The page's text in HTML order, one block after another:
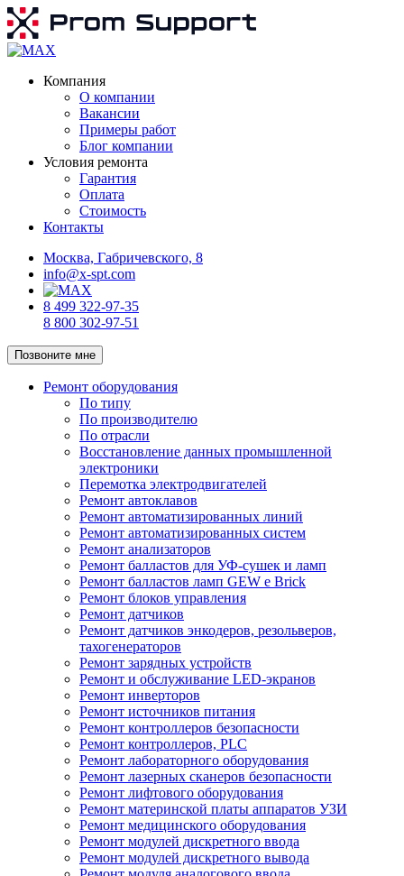
Компания
О компании
Вакансии
Примеры работ
Блог компании
Условия ремонта
Гарантия
Оплата
Стоимость
Контакты
Москва, Габричевского, 8
info@x-spt.com
8 499 322-97-35
8 800 302-97-51
Позвоните мне
Ремонт оборудования
По типу
По производителю
По отрасли
Восстановление данных промышленной
электроники
Перемотка электродвигателей
Ремонт автоклавов
Ремонт автоматизированных линий
Ремонт автоматизированных систем
Ремонт анализаторов
Ремонт балластов для УФ-сушек и ламп
Ремонт балластов ламп GEW e Brick
Ремонт блоков управления
Ремонт датчиков
Ремонт датчиков энкодеров, резольверов,
тахогенераторов
Ремонт зарядных устройств
Ремонт и обслуживание LED-экранов
Ремонт инверторов
Ремонт источников питания
Ремонт контроллеров безопасности
Ремонт контроллеров, PLC
Ремонт лабораторного оборудования
Ремонт лазерных сканеров безопасности
Ремонт лифтового оборудования
Ремонт материнской платы аппаратов УЗИ
Ремонт медицинского оборудования
Ремонт модулей дискретного ввода
Ремонт модулей дискретного вывода